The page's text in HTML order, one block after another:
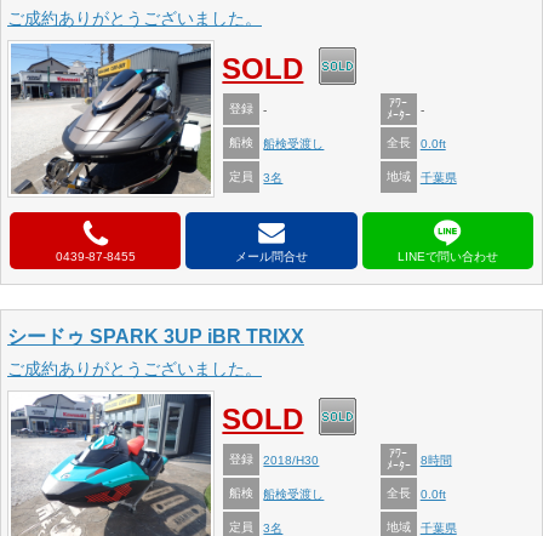
ご成約ありがとうございました。
SOLD
登録 -
ｱﾜｰ
ﾒｰﾀｰ
-
船検 船検受渡し 全長 0.0ft
定員 3名 地域 千葉県
0439-87-8455 メール問合せ
シードゥ SPARK 3UP iBR TRIXX
ご成約ありがとうございました。
SOLD
登録 2018/H30
ｱﾜｰ
ﾒｰﾀｰ
8時間
船検 船検受渡し 全長 0.0ft
定員 3名 地域 千葉県